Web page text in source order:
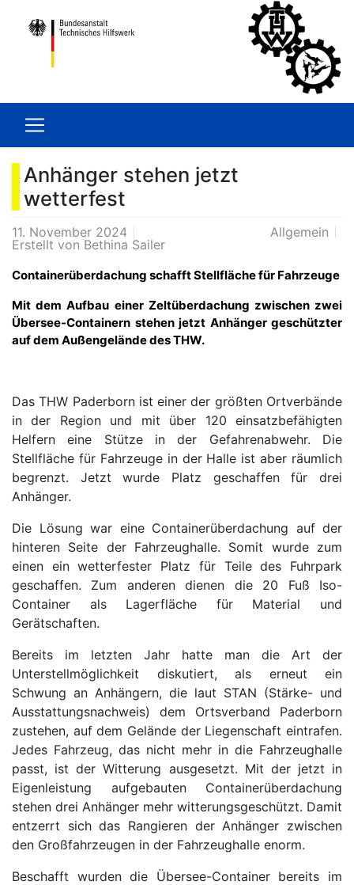
Anhänger stehen jetzt
wetterfest
11. November 2024
Allgemein
Erstellt von Bethina Sailer
Containerüberdachung schafft Stellfläche für Fahrzeuge
Mit dem Aufbau einer Zeltüberdachung zwischen zwei
Übersee-Containern stehen jetzt Anhänger geschützter
auf dem Außengelände des THW.
Das THW Paderborn ist einer der größten Ortverbände
in der Region und mit über 120 einsatzbefähigten
Helfern eine Stütze in der Gefahrenabwehr. Die
Stellfläche für Fahrzeuge in der Halle ist aber räumlich
begrenzt. Jetzt wurde Platz geschaffen für drei
Anhänger.
Die Lösung war eine Containerüberdachung auf der
hinteren Seite der Fahrzeughalle. Somit wurde zum
einen ein wetterfester Platz für Teile des Fuhrpark
geschaffen. Zum anderen dienen die 20 Fuß Iso-
Container als Lagerfläche für Material und
Gerätschaften.
Bereits im letzten Jahr hatte man die Art der
Unterstellmöglichkeit diskutiert, als erneut ein
Schwung an Anhängern, die laut STAN (Stärke- und
Ausstattungsnachweis) dem Ortsverband Paderborn
zustehen, auf dem Gelände der Liegenschaft eintrafen.
Jedes Fahrzeug, das nicht mehr in die Fahrzeughalle
passt, ist der Witterung ausgesetzt. Mit der jetzt in
Eigenleistung aufgebauten Containerüberdachung
stehen drei Anhänger mehr witterungsgeschützt. Damit
entzerrt sich das Rangieren der Anhänger zwischen
den Großfahrzeugen in der Fahrzeughalle enorm.
Beschafft wurden die Übersee-Container bereits im